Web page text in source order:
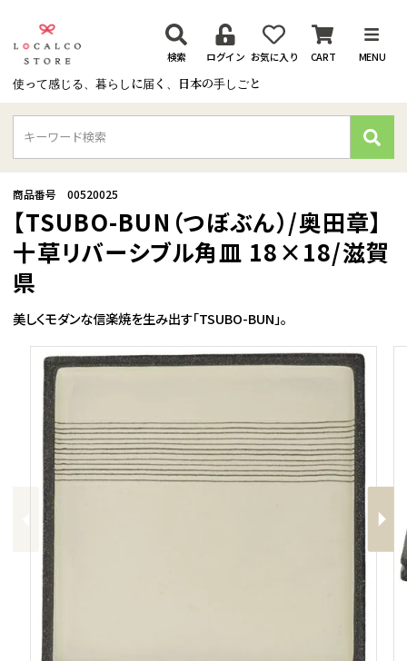
使って感じる、暮らしに届く、日本の手しごと
検索 ログイン お気に入り CART MENU
検
索
Previous
美しくモダンな信楽焼を生み出す「TSUBO-BUN」。
【TSUBO-BUN（つぼぶん）/奥田章】
十草リバーシブル角皿 18×18/滋賀
県
商品番号 00520025